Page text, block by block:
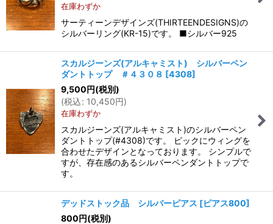
在庫わずか
サーティーンデザインズ(THIRTEENDESIGNS)の
シルバーリング(KR-15)です。 ■シルバー925
スカルジーンズ(アルキャミスト) シルバーペン
ダントトップ ＃４３０８ [4308]
9,500円(税別)
(税込: 10,450円)
在庫わずか
スカルジーンズ(アルキャミスト)のシルバーペン
ダントトップ(#4308)です。 ピックにウィングを
合わせたデザインとなっております。 シンプルで
すが、存在感のあるシルバーペンダントトップで
す。
デッドストック品 シルバーピアス [ピアス800]
800円(税別)